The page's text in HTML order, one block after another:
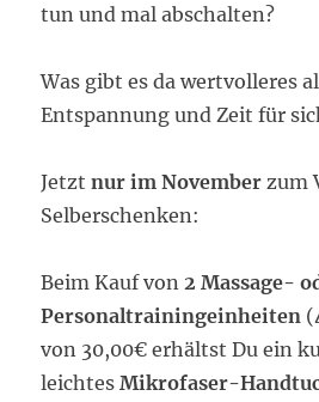
tun und mal abschalten?
Was gibt es da wertvolleres
Entspannung und Zeit für
Jetztnur im November zum
Selberschenken:
Beim Kauf von 2 Massage-
Personaltrainingeinheiten
von 30,00€ erhältst Du ein
leichtes Mikrofaser-